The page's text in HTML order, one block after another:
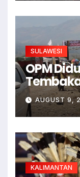
SULAWESI
OPM
Meter ke
AUGUST 9,
KALIMANTAN